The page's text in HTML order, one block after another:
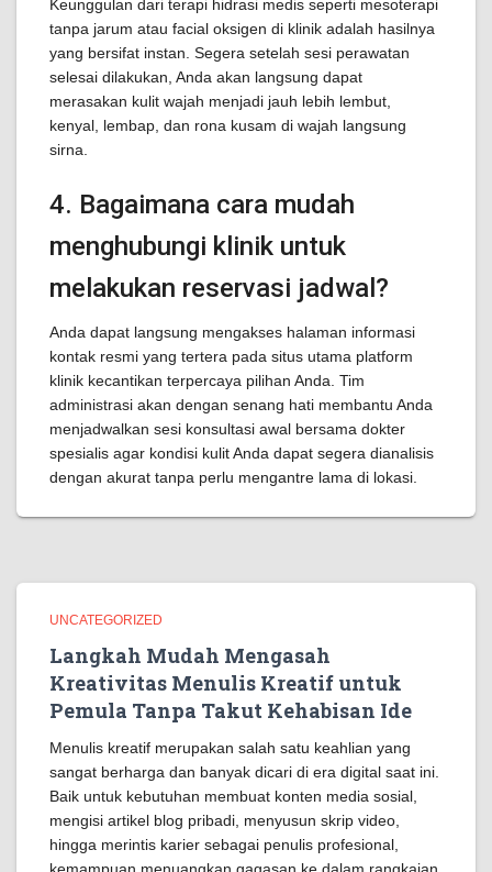
Keunggulan dari terapi hidrasi medis seperti mesoterapi
tanpa jarum atau facial oksigen di klinik adalah hasilnya
yang bersifat instan. Segera setelah sesi perawatan
selesai dilakukan, Anda akan langsung dapat
merasakan kulit wajah menjadi jauh lebih lembut,
kenyal, lembap, dan rona kusam di wajah langsung
sirna.
4. Bagaimana cara mudah
menghubungi klinik untuk
melakukan reservasi jadwal?
Anda dapat langsung mengakses halaman informasi
kontak resmi yang tertera pada situs utama platform
klinik kecantikan terpercaya pilihan Anda. Tim
administrasi akan dengan senang hati membantu Anda
menjadwalkan sesi konsultasi awal bersama dokter
spesialis agar kondisi kulit Anda dapat segera dianalisis
dengan akurat tanpa perlu mengantre lama di lokasi.
UNCATEGORIZED
Langkah Mudah Mengasah
Kreativitas Menulis Kreatif untuk
Pemula Tanpa Takut Kehabisan Ide
Menulis kreatif merupakan salah satu keahlian yang
sangat berharga dan banyak dicari di era digital saat ini.
Baik untuk kebutuhan membuat konten media sosial,
mengisi artikel blog pribadi, menyusun skrip video,
hingga merintis karier sebagai penulis profesional,